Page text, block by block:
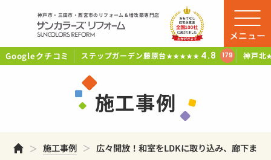
神戸市・三田市・西宮市のリフォーム＆増改築専門店
Googleクチコミ ステップガーデン藤原台★★★★★ 4.8 179 神戸北
メニュー
施工事例
ホーム施工事例 広々開放！和室をLDKに取り込み、廊下まで